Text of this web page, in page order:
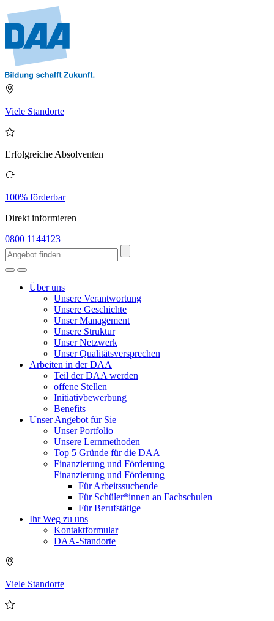
Viele Standorte
Erfolgreiche Absolventen
100% förderbar
Direkt informieren
0800 1144123
Über uns
Unsere Verantwortung
Unsere Geschichte
Unser Management
Unsere Struktur
Unser Netzwerk
Unser Qualitätsversprechen
Arbeiten in der DAA
Teil der DAA werden
offene Stellen
Initiativbewerbung
Benefits
Unser Angebot für Sie
Unser Portfolio
Unsere Lernmethoden
Top 5 Gründe für die DAA
Finanzierung und Förderung
Finanzierung und Förderung
Für Arbeitssuchende
Für Schüler*innen an Fachschulen
Für Berufstätige
Ihr Weg zu uns
Kontaktformular
DAA-Standorte
Viele Standorte